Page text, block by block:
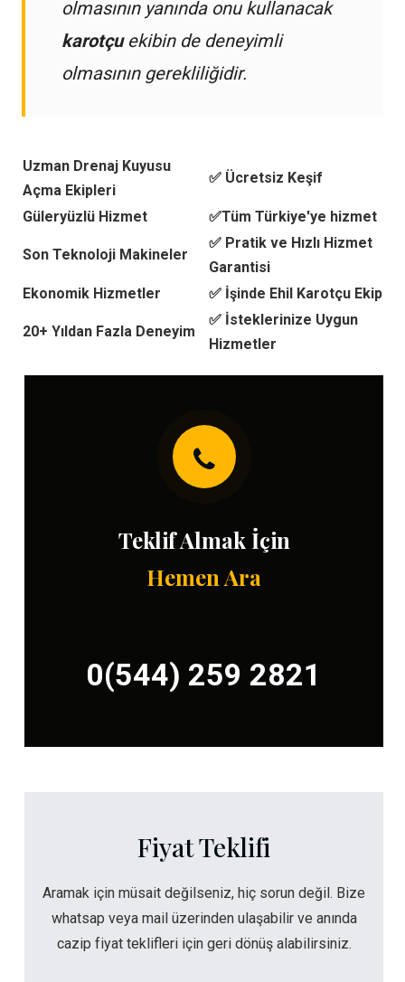
olmasının yanında onu kullanacak
karotçuekibin de deneyimli
olmasının gerekliliğidir.
Uzman Drenaj Kuyusu
Açma Ekipleri
✅ Ücretsiz Keşif
Güleryüzlü Hizmet ✅Tüm Türkiye'ye hizmet
Son Teknoloji Makineler
✅ Pratik ve Hızlı Hizmet
Garantisi
Ekonomik Hizmetler
✅ İşinde Ehil Karotçu Ekip
20+ Yıldan Fazla Deneyim
✅ İsteklerinize Uygun
Hizmetler
Teklif Almak İçin
Hemen Ara
0(544) 259 2821
Fiyat Teklifi
Aramak için müsait değilseniz, hiç sorun değil. Bize
whatsap veya mail üzerinden ulaşabilir ve anında
cazip fiyat teklifleri için geri dönüş alabilirsiniz.